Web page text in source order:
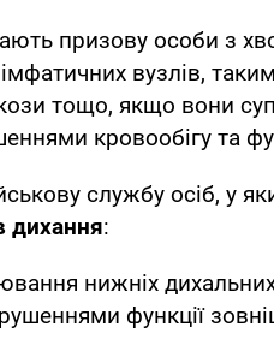
призову особи з
вузлів,
тощо, якщо вони
кровообігу та
службу осіб, у
дихання:
нижніх
функції